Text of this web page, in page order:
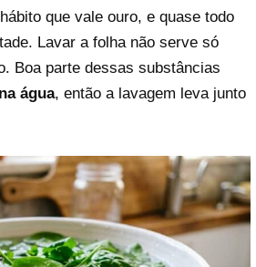
que vale ouro, e quase todo
Lavar a folha não serve só
Boa parte dessas substâncias
água, então a lavagem leva junto